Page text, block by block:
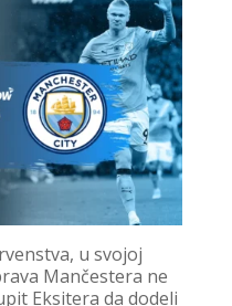
u svojoj
Mančestera ne
Eksitera da dodeli